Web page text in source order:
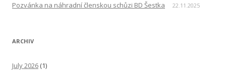
Pozvánka na náhradní členskou schůzi BD Šestka 22.11.2025
ARCHIV
July 2026 (1)